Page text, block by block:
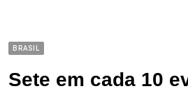
BRASIL
Sete em cada 10